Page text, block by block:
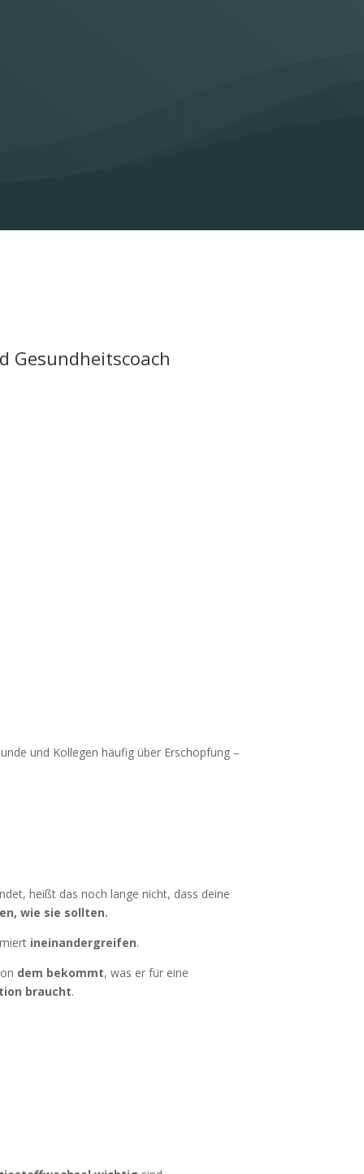
Gesundheitscoach
und Kollegen häufig über Erschöpfung –
heißt das noch lange nicht, dass deine
wie sie sollten.
ineinandergreifen.
dem bekommt, was er für eine
braucht.